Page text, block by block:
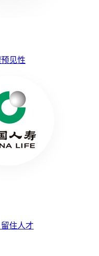
见性
住人才